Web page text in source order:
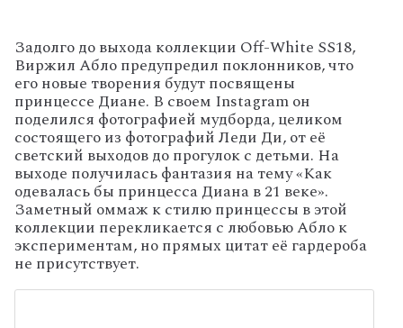
Задолго до выхода коллекции Off-White SS18,
Виржил Абло предупредил поклонников, что
его новые творения будут посвящены
принцессе Диане. В своем Instagram он
поделился фотографией мудборда, целиком
состоящего из фотографий Леди Ди, от её
светский выходов до прогулок с детьми. На
выходе получилась фантазия на тему «Как
одевалась бы принцесса Диана в 21 веке».
Заметный оммаж к стилю принцессы в этой
коллекции перекликается с любовью Абло к
экспериментам, но прямых цитат её гардероба
не присутствует.